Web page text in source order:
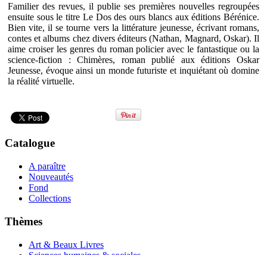
Familier des revues, il publie ses premières nouvelles regroupées
ensuite sous le titre Le Dos des ours blancs aux éditions Bérénice.
Bien vite, il se tourne vers la littérature jeunesse, écrivant romans,
contes et albums chez divers éditeurs (Nathan, Magnard, Oskar). Il
aime croiser les genres du roman policier avec le fantastique ou la
science-fiction : Chimères, roman publié aux éditions Oskar
Jeunesse, évoque ainsi un monde futuriste et inquiétant où domine
la réalité virtuelle.
Catalogue
A paraître
Nouveautés
Fond
Collections
Thèmes
Art & Beaux Livres